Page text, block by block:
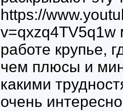
https://
v=qxzq4TV5q1w
работе крупье,
чем плюсы и
какими
очень